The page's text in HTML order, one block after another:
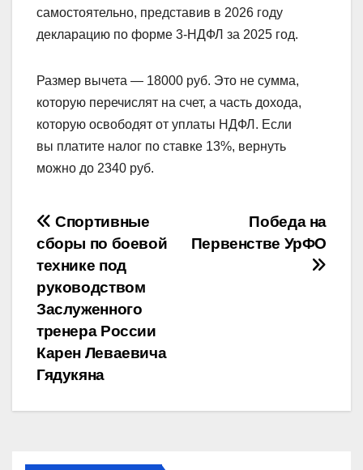
самостоятельно, представив в 2026 году
декларацию по форме 3-НДФЛ за 2025 год.
Размер вычета — 18000 руб. Это не сумма,
которую перечислят на счет, а часть дохода,
которую освободят от уплаты НДФЛ. Если
вы платите налог по ставке 13%, вернуть
можно до 2340 руб.
Навигация
по
записям
Победа на
Первенстве УрФО
Спортивные
сборы по боевой
технике под
руководством
Заслуженного
тренера России
Карен Леваевича
Гядукяна